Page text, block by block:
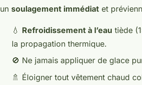
un soulagement immédiat et
💧 Refroidissement à l’eau tiède
la propagation thermique.
🚫 Ne jamais appliquer de glace
🚿 Éloigner tout vêtement chaud